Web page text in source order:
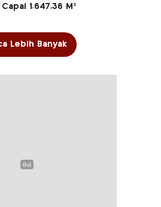
1.647,36 M³
Lebih Banyak